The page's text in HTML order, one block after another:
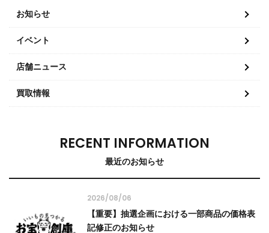
お知らせ
イベント
店舗ニュース
買取情報
RECENT INFORMATION
最近のお知らせ
2026/08/06
【重要】抽選企画における一部商品の価格表
記修正のお知らせ